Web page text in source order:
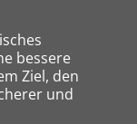
bessere
Ziel, den
und